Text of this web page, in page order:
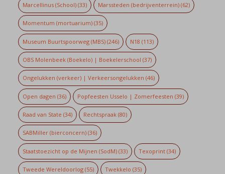
Marcellinus (School)(33) Marssteden (bedrijventerrein) (62)
Momentum (mortuarium)(35)
Museum Buurtspoorweg (MBS)(246) N18 (113)
OBS Molenbeek (Boekelo) | Boekelerschool (37)
Ongelukken (verkeer) | Verkeersongelukken (46)
Open dagen (36) Popfeesten Usselo | Zomerfeesten (39)
Raad van State (34) Rechtspraak (80)
SABMiller (bierconcern)(36)
Staatstoezicht op de Mijnen (SodM)(33) Texoprint (34)
Tweede Wereldoorlog(55) Twekkelo (35)